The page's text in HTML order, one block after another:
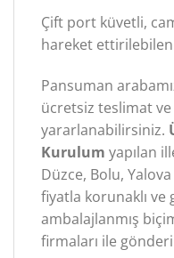
Çift port küvetli,
hareket
Pansuman
ücretsiz teslimat
yararlanabilirsiniz.
Kurulum yapılan
Düzce, Bolu,
fiyatla korunaklı ve
ambalajlanmış
firmaları ile